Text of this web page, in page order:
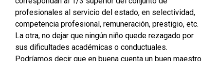
profesionales al servicio del estado, en selectividad,
competencia profesional, remuneración, prestigio, etc.
La otra, no dejar que ningún niño quede rezagado por
sus dificultades académicas o conductuales.
Podríamos decir que en buena cuenta un buen maestro